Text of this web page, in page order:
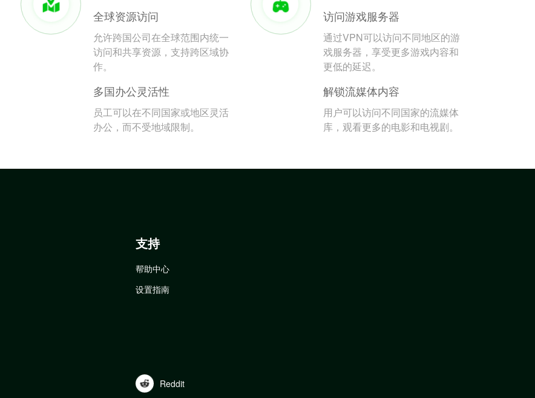
全球资源访问
允许跨国公司在全球范围内统一
访问和共享资源，支持跨区域协
作。
多国办公灵活性
员工可以在不同国家或地区灵活
办公，而不受地域限制。
访问游戏服务器
通过VPN可以访问不同地区的游
戏服务器，享受更多游戏内容和
更低的延迟。
解锁流媒体内容
用户可以访问不同国家的流媒体
库，观看更多的电影和电视剧。
支持
帮助中心
设置指南
Reddit